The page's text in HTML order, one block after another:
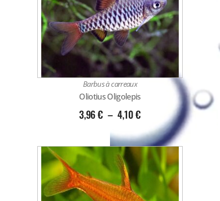
Barbus à carreaux
Oliotius Oligolepis
3,96€ – 4,10€